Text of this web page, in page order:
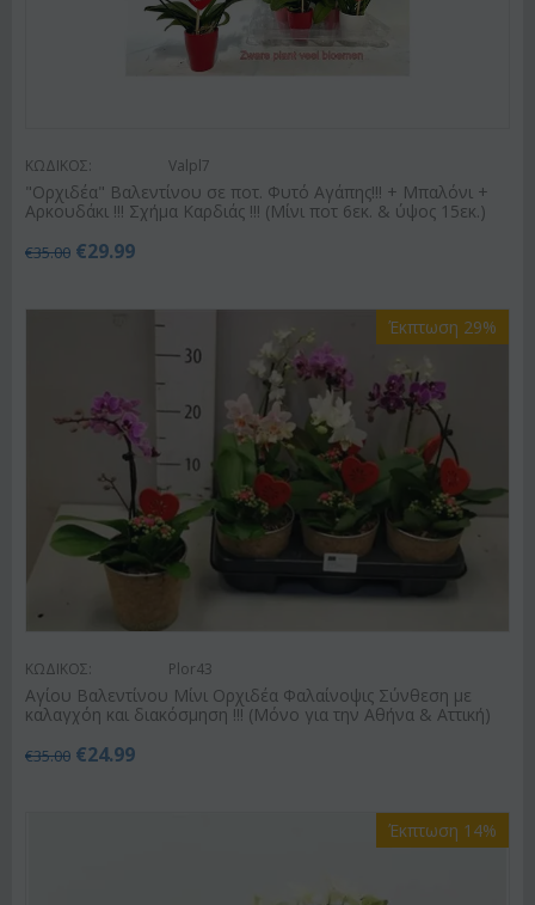
ΚΩΔΙΚΟΣ: Valpl7
"Ορχιδέα" Βαλεντίνου σε ποτ. Φυτό Αγάπης!!! + Μπαλόνι +
Αρκουδάκι !!! Σχήμα Καρδιάς !!! (Μίνι ποτ 6εκ. & ύψος 15εκ.)
€35.00 €29.99
Έκπτωση 29%
ΚΩΔΙΚΟΣ: Plor43
Αγίου Βαλεντίνου Μίνι Ορχιδέα Φαλαίνοψις Σύνθεση με
καλαγχόη και διακόσμηση !!! (Μόνο για την Αθήνα & Αττική)
€35.00 €24.99
Έκπτωση 14%